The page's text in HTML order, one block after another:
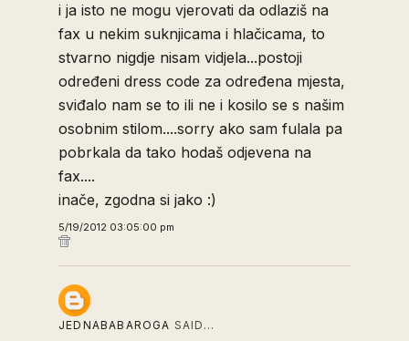
i ja isto ne mogu vjerovati da odlaziš na
fax u nekim suknjicama i hlačicama, to
stvarno nigdje nisam vidjela...postoji
određeni dress code za određena mjesta,
sviđalo nam se to ili ne i kosilo se s našim
osobnim stilom....sorry ako sam fulala pa
pobrkala da tako hodaš odjevena na
fax....
inače, zgodna si jako :)
5/19/2012 03:05:00 pm
JEDNABABAROGA SAID…